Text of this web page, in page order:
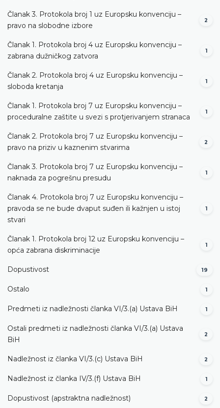
Članak 3. Protokola broj 1 uz Europsku konvenciju –
pravo na slobodne izbore
2
Članak 1. Protokola broj 4 uz Europsku konvenciju –
zabrana dužničkog zatvora
1
Članak 2. Protokola broj 4 uz Europsku konvenciju –
sloboda kretanja
1
Članak 1. Protokola broj 7 uz Europsku konvenciju –
proceduralne zaštite u svezi s protjerivanjem stranaca
1
Članak 2. Protokola broj 7 uz Europsku konvenciju –
pravo na priziv u kaznenim stvarima
2
Članak 3. Protokola broj 7 uz Europsku konvenciju –
naknada za pogrešnu presudu
1
Članak 4. Protokola broj 7 uz Europsku konvenciju –
pravoda se ne bude dvaput suđen ili kažnjen u istoj
stvari
1
Članak 1. Protokola broj 12 uz Europsku konvenciju –
opća zabrana diskriminacije
1
Dopustivost 19
Ostalo 1
Predmeti iz nadležnosti članka VI/3.(a) Ustava BiH 1
Ostali predmeti iz nadležnosti članka VI/3.(a) Ustava
BiH
2
Nadležnost iz članka VI/3.(c) Ustava BiH 2
Nadležnost iz članka IV/3.(f) Ustava BiH 1
Dopustivost (apstraktna nadležnost) 2